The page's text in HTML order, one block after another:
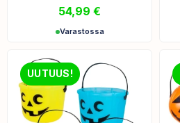
54,99 €
Varastossa
UUTUUS!